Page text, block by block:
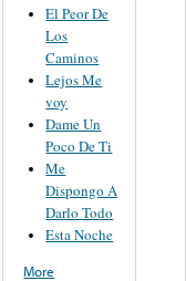
El Peor De
Los
Caminos
Lejos Me
voy
Dame Un
Poco De Ti
Me
Dispongo A
Darlo Todo
Esta Noche
More